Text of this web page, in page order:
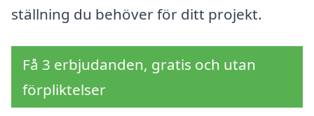
ställning du behöver för ditt projekt.
Få 3 erbjudanden, gratis och utan
förpliktelser